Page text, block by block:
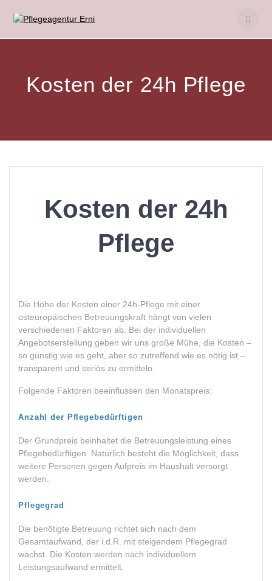
Kosten der 24h Pflege
Kosten der 24h
Pflege
Die Höhe der Kosten einer 24h-Pflege mit einer
osteuropäischen Betreuungskraft hängt von vielen
verschiedenen Faktoren ab. Bei der individuellen
Angebotserstellung geben wir uns große Mühe, die Kosten –
so günstig wie es geht, aber so zutreffend wie es nötig ist –
transparent und seriös zu ermitteln.
Folgende Faktoren beeinflussen den Monatspreis:
Anzahl der Pflegebedürftigen
Der Grundpreis beinhaltet die Betreuungsleistung eines
Pflegebedürftigen. Natürlich besteht die Möglichkeit, dass
weitere Personen gegen Aufpreis im Haushalt versorgt
werden.
Pflegegrad
Die benötigte Betreuung richtet sich nach dem
Gesamtaufwand, der i.d.R. mit steigendem Pflegegrad
wächst. Die Kosten werden nach individuellem
Leistungsaufwand ermittelt.